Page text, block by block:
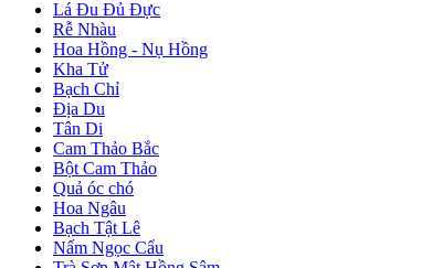
Lá Đu Đủ Đực
Rễ Nhàu
Hoa Hồng - Nụ Hồng
Kha Tử
Bạch Chỉ
Địa Du
Tân Di
Cam Thảo Bắc
Bột Cam Thảo
Quả óc chó
Hoa Ngâu
Bạch Tật Lê
Nấm Ngọc Cẩu